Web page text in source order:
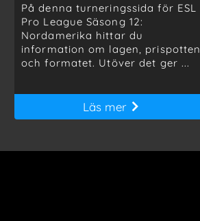
På denna turneringssida för ESL
Pro League Säsong 12:
Nordamerika hittar du
information om lagen, prispotten
och formatet. Utöver det ger ...
Läs mer